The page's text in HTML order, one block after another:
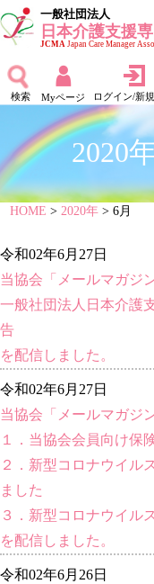
一般社団法人
日本介護支援
JCMAJapan Care Manager
検索 Myページ ログイン/新
2020
HOME >2020年 > 6月
令和02年6月27日
当協会「メールマガジ
一般社団法人日本介護
告
を配信しました。
令和02年6月27日
当協会「メールマガジ
１．当協会会員向け保
２．新型コロナウイル
ました
３．新型コロナウイル
を配信しました。
令和02年6月26日